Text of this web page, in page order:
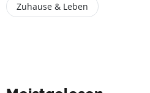
Zuhause & Leben